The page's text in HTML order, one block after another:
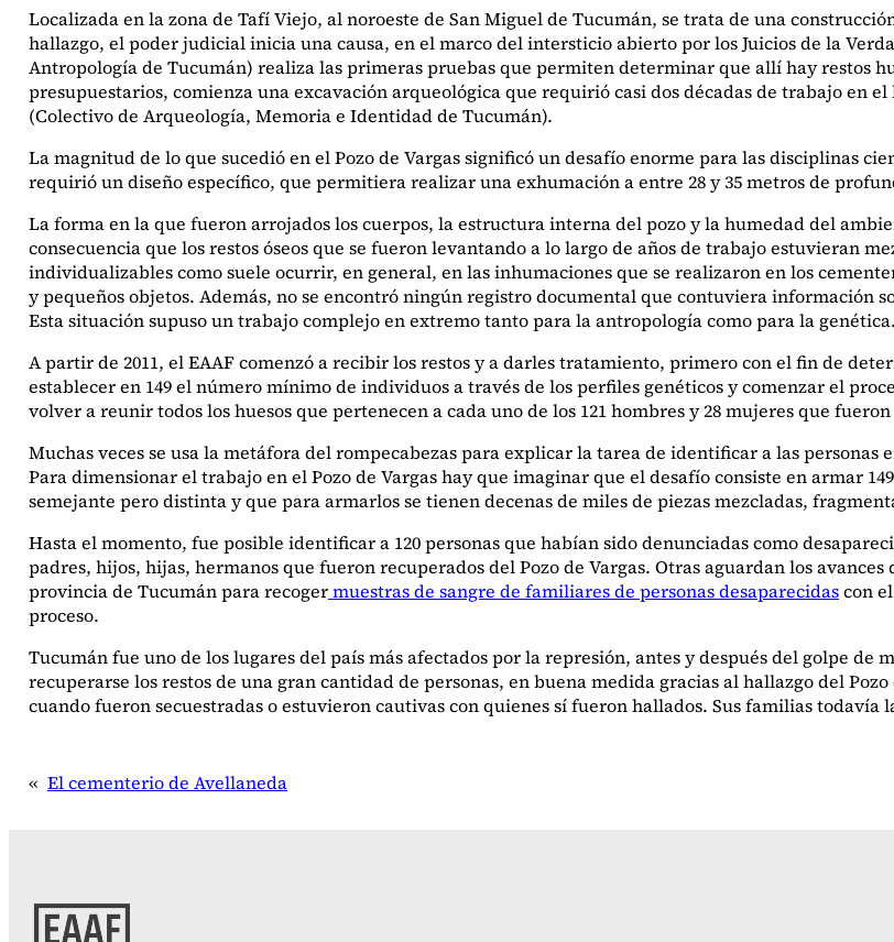
Localizada en la zona de Tafí Viejo, al noroeste de San Miguel de Tucumán, se trata de una
hallazgo, el poder judicial inicia una causa, en el marco del intersticio abierto por los Juicios de la
Antropología de Tucumán) realiza las primeras pruebas que permiten determinar que allí hay restos
presupuestarios, comienza una excavación arqueológica que requirió casi dos décadas de trabajo en
(Colectivo de Arqueología, Memoria e Identidad de Tucumán).
La magnitud de lo que sucedió en el Pozo de Vargas significó un desafío enorme para las disciplinas
requirió un diseño específico, que permitiera realizar una exhumación a entre 28 y 35 metros de
La forma en la que fueron arrojados los cuerpos, la estructura interna del pozo y la humedad del
consecuencia que los restos óseos que se fueron levantando a lo largo de años de trabajo estuvieran
individualizables como suele ocurrir, en general, en las inhumaciones que se realizaron en los
y pequeños objetos. Además, no se encontró ningún registro documental que contuviera información
Esta situación supuso un trabajo complejo en extremo tanto para la antropología como para la genética.
A partir de 2011, el EAAF comenzó a recibir los restos y a darles tratamiento, primero con el fin de
establecer en 149 el número mínimo de individuos a través de los perfiles genéticos y comenzar el
volver a reunir todos los huesos que pertenecen a cada uno de los 121 hombres y 28 mujeres que
Muchas veces se usa la metáfora del rompecabezas para explicar la tarea de identificar a las
Para dimensionar el trabajo en el Pozo de Vargas hay que imaginar que el desafío consiste en armar
semejante pero distinta y que para armarlos se tienen decenas de miles de piezas mezcladas,
Hasta el momento, fue posible identificar a 120 personas que habían sido denunciadas como
padres, hijos, hijas, hermanos que fueron recuperados del Pozo de Vargas. Otras aguardan los
provincia de Tucumán para recogermuestras de sangre de familiares de personas desaparecidascon
proceso.
Tucumán fue uno de los lugares del país más afectados por la represión, antes y después del golpe de
recuperarse los restos de una gran cantidad de personas, en buena medida gracias al hallazgo del
cuando fueron secuestradas o estuvieron cautivas con quienes sí fueron hallados. Sus familias todavía
« El cementerio de Avellaneda